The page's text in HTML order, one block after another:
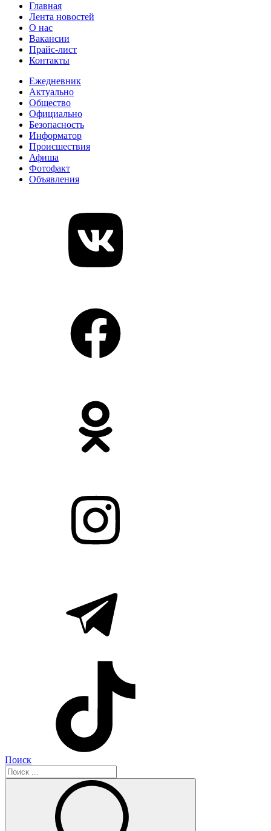
Главная
Лента новостей
О нас
Вакансии
Прайс-лист
Контакты
Ежедневник
Актуально
Общество
Официально
Безопасность
Информатор
Происшествия
Афиша
Фотофакт
Объявления
Поиск